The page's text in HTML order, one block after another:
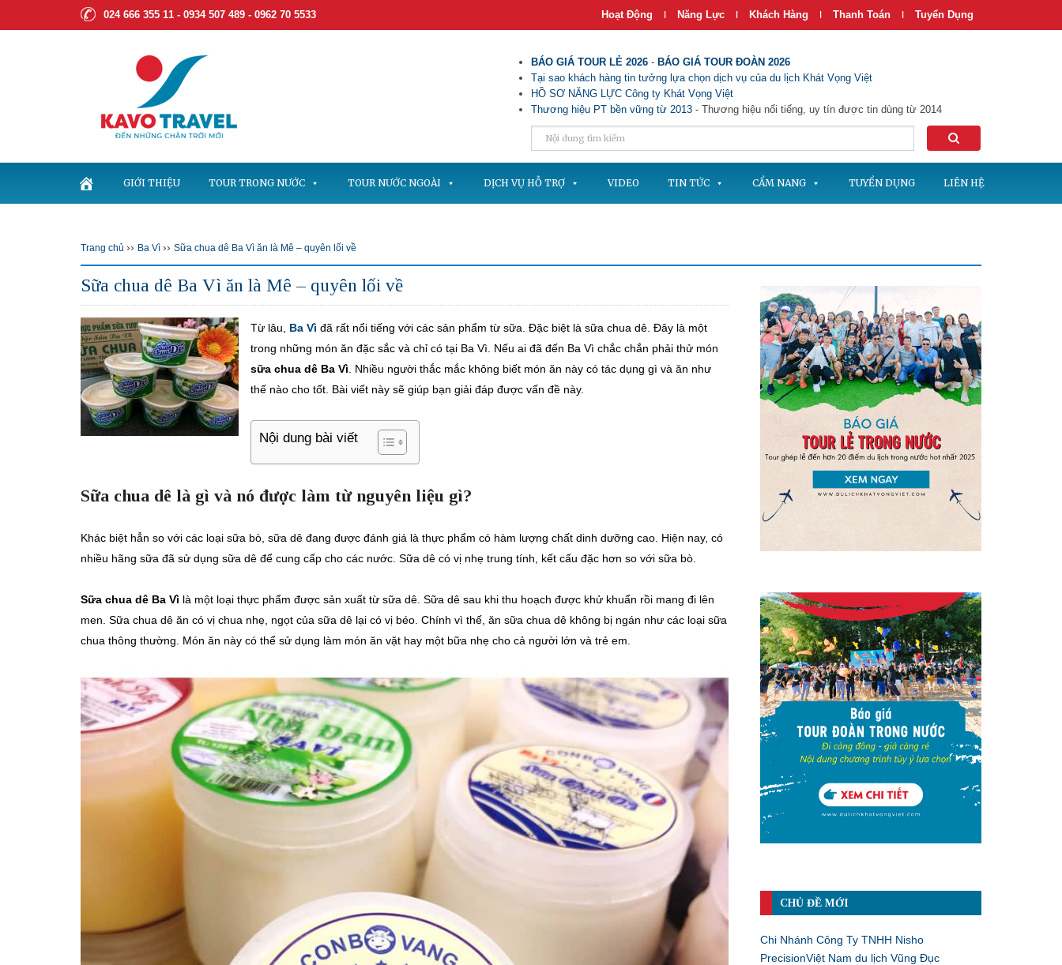
024 666 355 11 - 0934 507 489 - 0962 70 5533 Hoạt Động | Năng Lực | Khách Hàng | Thanh Toán | Tuyển Dụng
BÁO GIÁ TOUR LẺ 2026 - BÁO GIÁ TOUR ĐOÀN 2026
Tại sao khách hàng tin tưởng lựa chọn dịch vụ của du lịch Khát Vọng Việt
HỒ SƠ NĂNG LỰC Công ty Khát Vọng Việt
Thương hiệu PT bền vững từ 2013 - Thương hiệu nổi tiếng, uy tín được tin dùng từ 2014
GIỚI THIỆU TOUR TRONG NƯỚC TOUR NƯỚC NGOÀI DỊCH VỤ HỖ TRỢ VIDEO TIN TỨC CẨM NANG TUYỂN DỤNG LIÊN HỆ
Trang chủ ›› Ba Vì ›› Sữa chua dê Ba Vì ăn là Mê – quyên lối về
Sữa chua dê Ba Vì ăn là Mê – quyên lối về
Từ lâu, Ba Vì đã rất nổi tiếng với các sản phẩm từ sữa. Đặc biệt là sữa chua dê. Đây là một
trong những món ăn đặc sắc và chỉ có tại Ba Vì. Nếu ai đã đến Ba Vì chắc chắn phải thử món
sữa chua dê Ba Vì . Nhiều người thắc mắc không biết món ăn này có tác dụng gì và ăn như
thế nào cho tốt. Bài viết này sẽ giúp bạn giải đáp được vấn đề này.
Nội dung bài viết
Sữa chua dê là gì và nó được làm từ nguyên liệu gì?
Khác biệt hẳn so với các loại sữa bò, sữa dê đang được đánh giá là thực phẩm có hàm lượng chất dinh dưỡng cao. Hiện nay, có
nhiều hãng sữa đã sử dụng sữa dê để cung cấp cho các nước. Sữa dê có vị nhẹ trung tính, kết cấu đặc hơn so với sữa bò.
Sữa chua dê Ba Vì là một loại thực phẩm được sản xuất từ sữa dê. Sữa dê sau khi thu hoạch được khử khuẩn rồi mang đi lên
men. Sữa chua dê ăn có vị chua nhẹ, ngọt của sữa dê lại có vị béo. Chính vì thế, ăn sữa chua dê không bị ngán như các loại sữa
chua thông thường. Món ăn này có thể sử dụng làm món ăn vặt hay một bữa nhẹ cho cả người lớn và trẻ em.
CHỦ ĐỀ MỚI
Chi Nhánh Công Ty TNHH Nisho
PrecisionViệt Nam du lịch Vũng Đục